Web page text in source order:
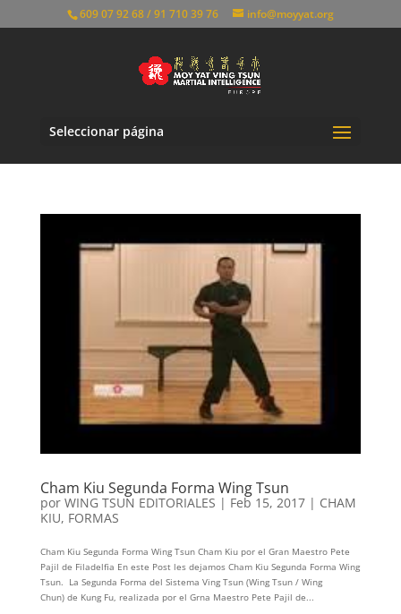
609 07 92 68 / 91 710 39 76 info@moyyat.org
Seleccionar página
Cham Kiu Segunda Forma Wing Tsun
por WING TSUN EDITORIALES | Feb 15, 2017| CHAM
KIU, FORMAS
Cham Kiu Segunda Forma Wing Tsun Cham Kiu por el Gran Maestro Pete
Pajil de Filadelfia En este Post les dejamos Cham Kiu Segunda Forma Wing
Tsun. La Segunda Forma del Sistema Ving Tsun (Wing Tsun / Wing
Chun) de Kung Fu, realizada por el Grna Maestro Pete Pajil de...